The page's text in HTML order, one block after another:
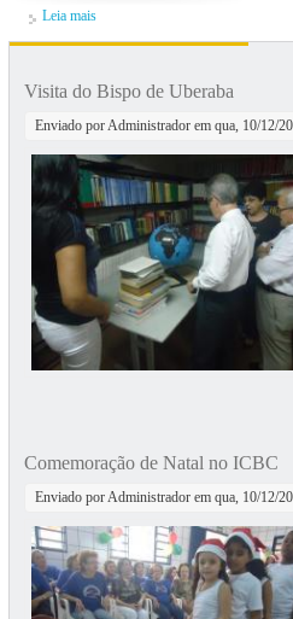
Leia mais
Visita do Bispo de Uberaba
Enviado porAdministrador em qua, 10/12/
Comemoração de Natal no ICBC
Enviado porAdministrador em qua, 10/12/